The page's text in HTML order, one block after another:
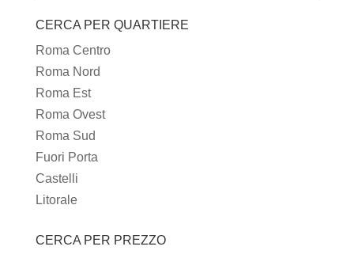
TIPI
DI
CUCINA
CERCA PER QUARTIERE
Roma Centro
Roma Nord
Roma Est
Roma Ovest
Roma Sud
Fuori Porta
Castelli
Litorale
CERCA PER PREZZO